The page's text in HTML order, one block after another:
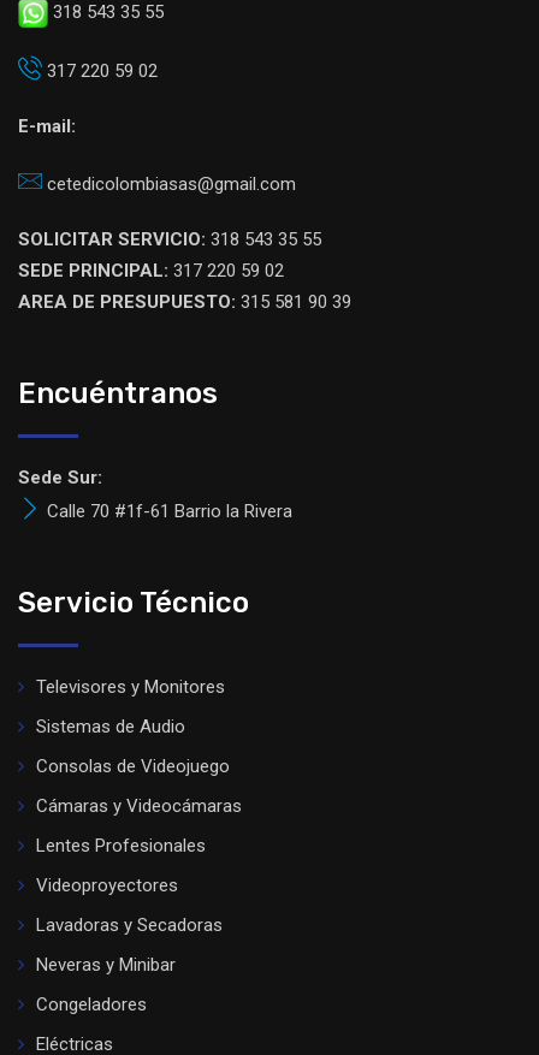
318 543 35 55
317 220 59 02
E-mail:
cetedicolombiasas@gmail.com
SOLICITAR SERVICIO: 318 543 35 55
SEDE PRINCIPAL: 317 220 59 02
AREA DE PRESUPUESTO: 315 581 90 39
Encuéntranos
Sede Sur:
Calle 70 #1f-61 Barrio la Rivera
Servicio Técnico
Televisores y Monitores
Sistemas de Audio
Consolas de Videojuego
Cámaras y Videocámaras
Lentes Profesionales
Videoproyectores
Lavadoras y Secadoras
Neveras y Minibar
Congeladores
Eléctricas